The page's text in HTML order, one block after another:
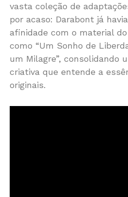
vasta coleção de
por acaso: Darabont já
afinidade com o material
como “Um Sonho de
um Milagre”, consolidando
criativa que entende a
originais.